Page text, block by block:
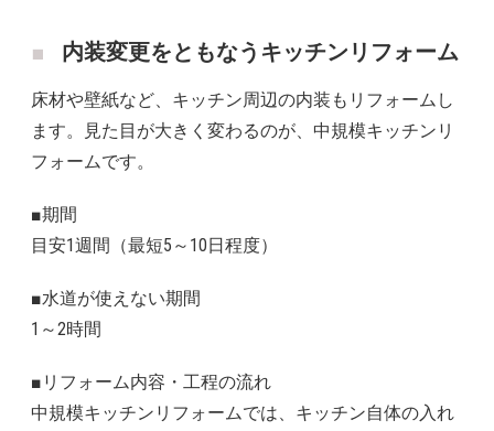
内装変更をともなうキッチンリフォーム
床材や壁紙など、キッチン周辺の内装もリフォームし
ます。見た目が大きく変わるのが、中規模キッチンリ
フォームです。
■期間
目安1週間（最短5～10日程度）
■水道が使えない期間
1～2時間
■リフォーム内容・工程の流れ
中規模キッチンリフォームでは、キッチン自体の入れ